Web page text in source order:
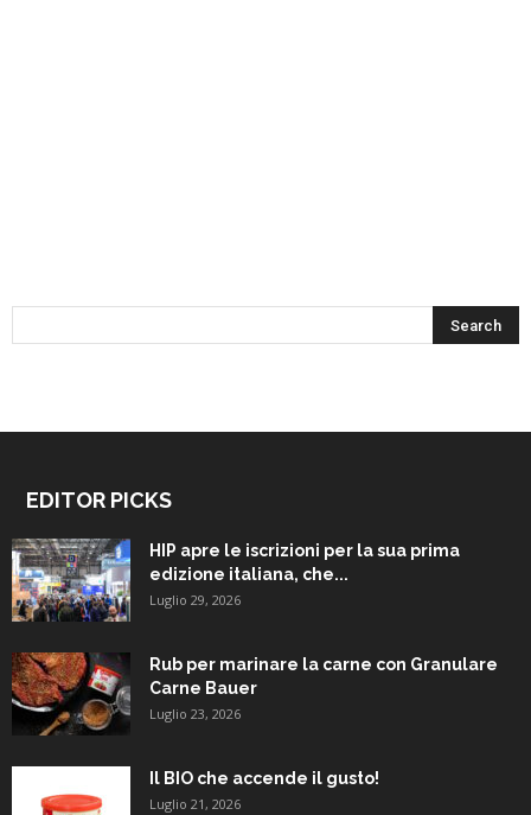
EDITOR PICKS
HIP apre le iscrizioni per la sua prima
edizione italiana, che...
Luglio 29, 2026
Rub per marinare la carne con Granulare
Carne Bauer
Luglio 23, 2026
Il BIO che accende il gusto!
Luglio 21, 2026